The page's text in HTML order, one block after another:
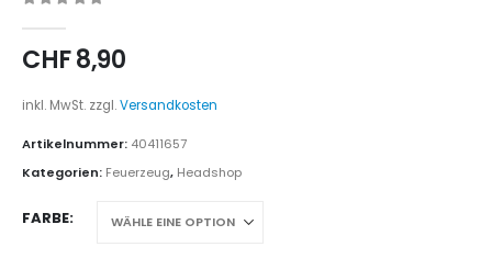
CHF8,90
inkl. MwSt. zzgl.Versandkosten
Artikelnummer: 40411657
Kategorien: Feuerzeug, Headshop
FARBE